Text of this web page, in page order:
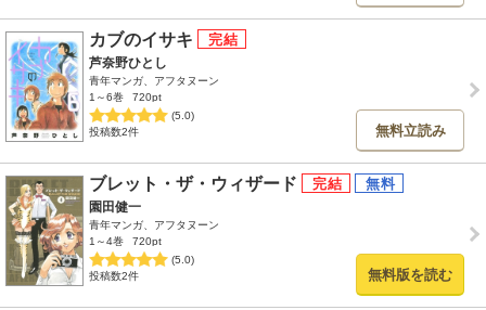
カブのイサキ
芦奈野ひとし
青年マンガ、アフタヌーン
1～6巻
720pt
(5.0)
投稿数2件
無料立読み
ブレット・ザ・ウィザード
園田健一
青年マンガ、アフタヌーン
1～4巻
720pt
(5.0)
投稿数2件
無料版を読む